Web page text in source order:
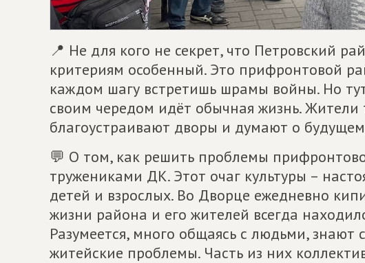
📍 Не для кого не секрет, что Петровский
критериям особенный. Это прифронтовой
каждом шагу встретишь шрамы войны. Но
своим чередом идёт обычная жизнь. Жители
благоустраивают дворы и думают о
💬 О том, как решить проблемы
тружениками ДК. Этот очаг культуры –
детей и взрослых. Во Дворце ежедневно
жизни района и его жителей всегда
Разумеется, много общаясь с людьми,
житейские проблемы. Часть из них